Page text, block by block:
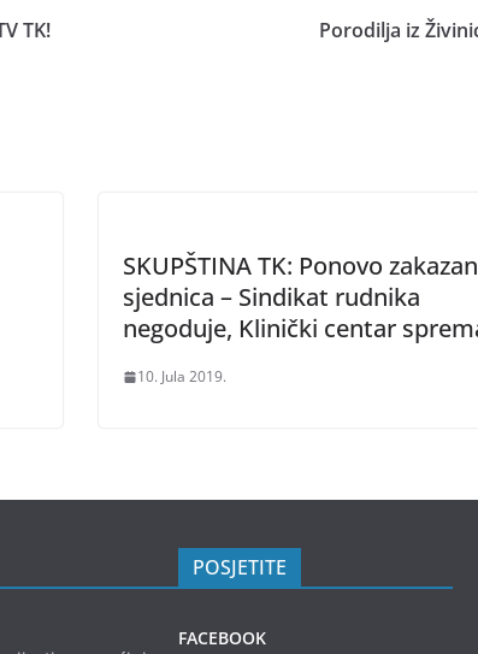
TK!
Porodilja iz
SKUPŠTINA TK: Ponovo
sjednica – Sindikat rudnika
negoduje, Klinički centar
10. Jula 2019.
POSJETITE
FACEBOOK